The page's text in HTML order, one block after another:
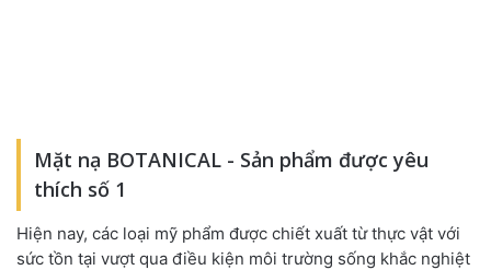
Mặt nạ BOTANICAL - Sản phẩm được yêu
thích số 1
Hiện nay, các loại mỹ phẩm được chiết xuất từ thực vật với
sức tồn tại vượt qua điều kiện môi trường sống khắc nghiệt